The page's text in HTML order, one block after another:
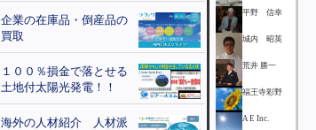
企業の在庫品・倒産品の
買取
１００％損金で落とせる
土地付太陽光発電！！
海外の人材紹介 人材派
平野 信幸
城内 昭英
荒井 勝一
福王寺彩野
A E Inc.